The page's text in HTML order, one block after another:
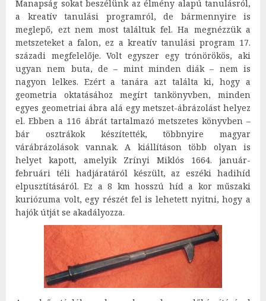
Manapság sokat beszélünk az élmény alapú tanulásról,
a kreatív tanulási programról, de bármennyire is
meglepő, ezt nem most találtuk fel. Ha megnézzük a
metszeteket a falon, ez a kreatív tanulási program 17.
századi megfelelője. Volt egyszer egy trónörökös, aki
ugyan nem buta, de – mint minden diák – nem is
nagyon lelkes. Ezért a tanára azt találta ki, hogy a
geometria oktatásához megírt tankönyvben, minden
egyes geometriai ábra alá egy metszet-ábrázolást helyez
el. Ebben a 116 ábrát tartalmazó metszetes könyvben –
bár osztrákok készítették, többnyire magyar
várábrázolások vannak. A kiállításon több olyan is
helyet kapott, amelyik Zrínyi Miklós 1664. január-
februári téli hadjáratáról készült, az eszéki hadihíd
elpusztításáról. Ez a 8 km hosszú híd a kor műszaki
kuriózuma volt, egy részét fel is lehetett nyitni, hogy a
hajók útját se akadályozza.